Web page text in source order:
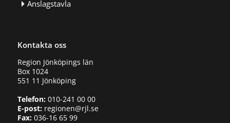
Anslagstavla
Kontakta oss
Region Jönköpings län
Box 1024
551 11 Jönköping
Telefon:010-241 00 00
E-post:regionen@rjl.se
Fax: 036-16 65 99